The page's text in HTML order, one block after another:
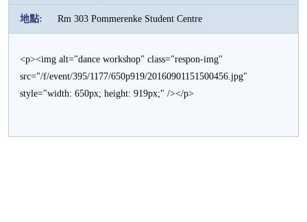
地點: Rm 303 Pommerenke Student Centre
<p><img alt="dance workshop" class="respon-img"
src="/f/event/395/1177/650p919/20160901151500456.jpg"
style="width: 650px; height: 919px;" /></p>